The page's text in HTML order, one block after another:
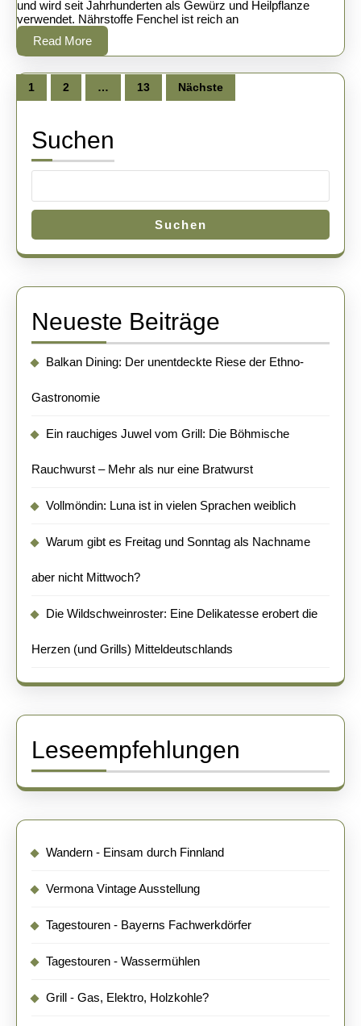
und wird seit Jahrhunderten als Gewürz und Heilpflanze
verwendet. Nährstoffe Fenchel ist reich an
Read MoreRead
More
Seitennummerierung
der
Beiträge
1 2 … 13 Nächste
Suchen
Suchen
Neueste Beiträge
Balkan Dining: Der unentdeckte Riese der Ethno-
Gastronomie
Ein rauchiges Juwel vom Grill: Die Böhmische
Rauchwurst – Mehr als nur eine Bratwurst
Vollmöndin: Luna ist in vielen Sprachen weiblich
Warum gibt es Freitag und Sonntag als Nachname
aber nicht Mittwoch?
Die Wildschweinroster: Eine Delikatesse erobert die
Herzen (und Grills) Mitteldeutschlands
Leseempfehlungen
Wandern - Einsam durch Finnland
Vermona Vintage Ausstellung
Tagestouren - Bayerns Fachwerkdörfer
Tagestouren - Wassermühlen
Grill - Gas, Elektro, Holzkohle?